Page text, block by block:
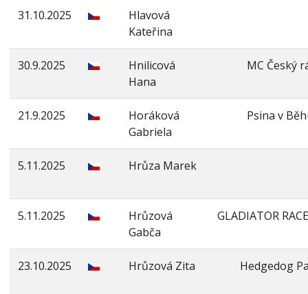
31.10.2025
Hlavová
Kateřina
30.9.2025
Hnilicová
Hana
MC Český
21.9.2025
Horáková
Gabriela
Psina v
5.11.2025 Hrůza Marek
5.11.2025
Hrůzová
Gabča
GLADIATOR
23.10.2025 Hrůzová Zita Hedgedog